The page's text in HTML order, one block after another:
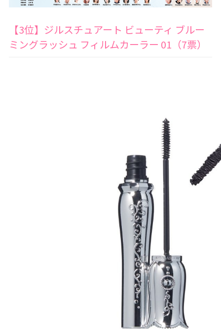
【3位】ジルスチュアート ビューティ ブルー
ミングラッシュ フィルムカーラー 01（7票）